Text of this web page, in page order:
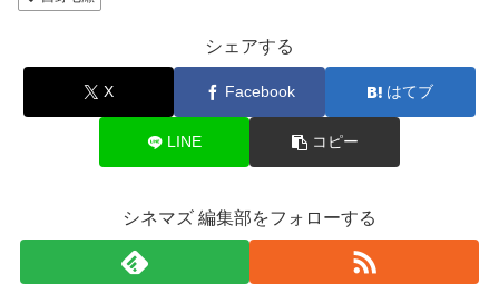
シェアする
X Facebook はてブ
LINE コピー
シネマズ 編集部をフォローする